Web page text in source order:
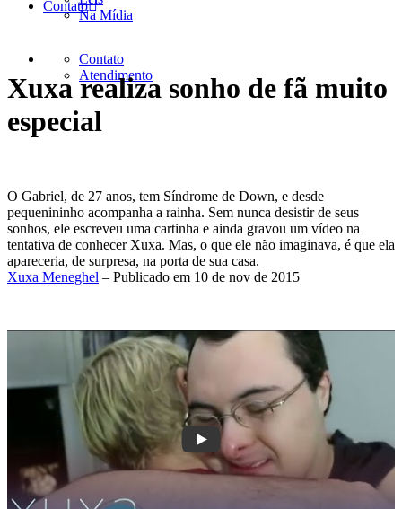
Na Mídia
Contato
Contato
Atendimento
Xuxa realiza sonho de fã muito
especial
O Gabriel, de 27 anos, tem Síndrome de Down, e desde
pequenininho acompanha a rainha. Sem nunca desistir de seus
sonhos, ele escreveu uma cartinha e ainda gravou um vídeo na
tentativa de conhecer Xuxa. Mas, o que ele não imaginava, é que ela
apareceria, de surpresa, na porta de sua casa.
Xuxa Meneghel – Publicado em 10 de nov de 2015